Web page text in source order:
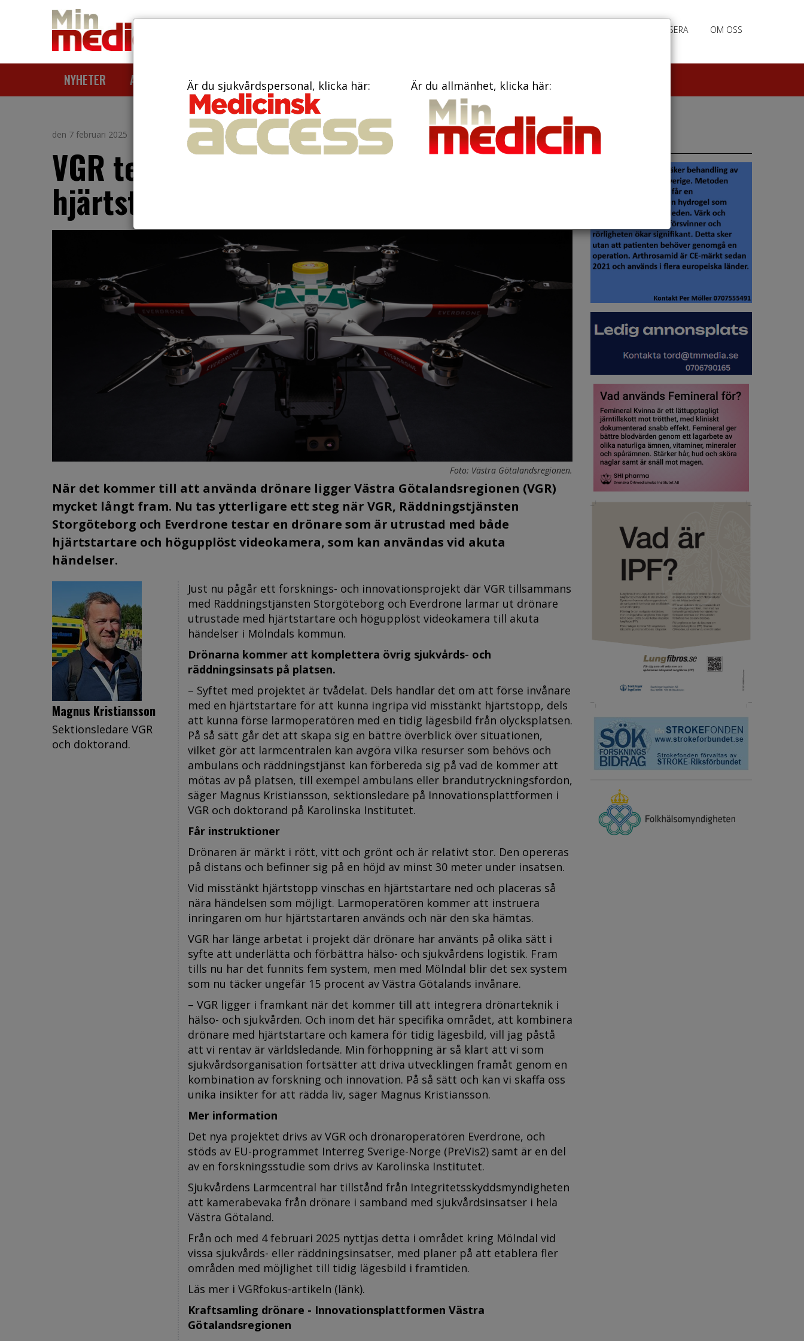
ANNONSERA OM OSS
NYHETER ARTIKLAR AKTUELLT TIDNINGAR KONTAKT
den 7 februari 2025
VGR testar drönare med både
hjärtstartare och videokamera
Foto: Västra Götalandsregionen.
När det kommer till att använda drönare ligger Västra Götalandsregionen (VGR)
mycket långt fram. Nu tas ytterligare ett steg när VGR, Räddningstjänsten
Storgöteborg och Everdrone testar en drönare som är utrustad med både
hjärtstartare och högupplöst videokamera, som kan användas vid akuta
händelser.
Magnus Kristiansson
Sektionsledare VGR
och doktorand.
Just nu pågår ett forsknings- och innovationsprojekt där VGR tillsammans
med Räddningstjänsten Storgöteborg och Everdrone larmar ut drönare
utrustade med hjärtstartare och högupplöst videokamera till akuta
händelser i Mölndals kommun.
Drönarna kommer att komplettera övrig sjukvårds- och
räddningsinsats på platsen.
– Syftet med projektet är tvådelat. Dels handlar det om att förse invånare
med en hjärtstartare för att kunna ingripa vid misstänkt hjärtstopp, dels
att kunna förse larmoperatören med en tidig lägesbild från olycksplatsen.
På så sätt går det att skapa sig en bättre överblick över situationen,
vilket gör att larmcentralen kan avgöra vilka resurser som behövs och
ambulans och räddningstjänst kan förbereda sig på vad de kommer att
mötas av på platsen, till exempel ambulans eller brandutryckningsfordon,
säger Magnus Kristiansson, sektionsledare på Innovationsplattformen i
VGR och doktorand på Karolinska Institutet.
Får instruktioner
Drönaren är märkt i rött, vitt och grönt och är relativt stor. Den opereras
på distans och befinner sig på en höjd av minst 30 meter under insatsen.
Vid misstänkt hjärtstopp vinschas en hjärtstartare ned och placeras så
nära händelsen som möjligt. Larmoperatören kommer att instruera
inringaren om hur hjärtstartaren används och när den ska hämtas.
VGR har länge arbetat i projekt där drönare har använts på olika sätt i
syfte att underlätta och förbättra hälso- och sjukvårdens logistik. Fram
tills nu har det funnits fem system, men med Mölndal blir det sex system
som nu täcker ungefär 15 procent av Västra Götalands invånare.
– VGR ligger i framkant när det kommer till att integrera drönarteknik i
hälso- och sjukvården. Och inom det här specifika området, att kombinera
drönare med hjärtstartare och kamera för tidig lägesbild, vill jag påstå
att vi rentav är världsledande. Min förhoppning är så klart att vi som
sjukvårdsorganisation fortsätter att driva utvecklingen framåt genom en
kombination av forskning och innovation. På så sätt och kan vi skaffa oss
unika insikter för att rädda liv, säger Magnus Kristiansson.
Mer information
Det nya projektet drivs av VGR och drönaroperatören Everdrone, och
stöds av EU-programmet Interreg Sverige-Norge (PreVis2) samt är en del
av en forskningsstudie som drivs av Karolinska Institutet.
Sjukvårdens Larmcentral har tillstånd från Integritetsskyddsmyndigheten
att kamerabevaka från drönare i samband med sjukvårdsinsatser i hela
Västra Götaland.
Från och med 4 februari 2025 nyttjas detta i området kring Mölndal vid
vissa sjukvårds- eller räddningsinsatser, med planer på att etablera fler
områden med möjlighet till tidig lägesbild i framtiden.
Läs mer i VGRfokus-artikeln (länk).
Kraftsamling drönare - Innovationsplattformen Västra
Götalandsregionen
Annonser
Är du sjukvårdspersonal, klicka här: Är du allmänhet, klicka här: